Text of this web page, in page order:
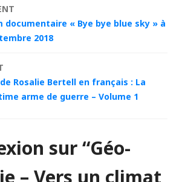
documentaire « Bye bye blue sky » à
2018
Rosalie Bertell en français : La
arme de guerre – Volume 1
sur “Géo-
– Vers un climat